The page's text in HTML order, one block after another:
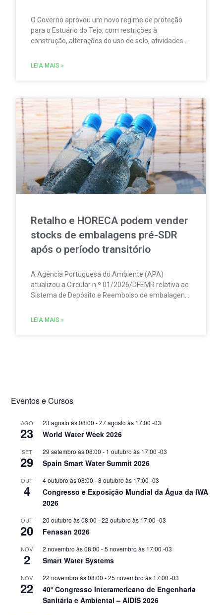
O Governo aprovou um novo regime de proteção
para o Estuário do Tejo, com restrições à
construção, alterações do uso do solo, atividades
motorizada e sobrevoos nas áreas abrangidas pela
LEIA MAIS »
Retalho e HORECA podem vender
stocks de embalagens pré-SDR
após o período transitório
A Agência Portuguesa do Ambiente (APA)
atualizou a Circular n.º 01/2026/DFEMR relativa ao
Sistema de Depósito e Reembolso de embalagens
traz um esclarecimento relevante para
LEIA MAIS »
Eventos e Cursos
AGO
23
23 agosto às 08:00 -27 agosto às 17:00 -03
World Water Week 2026
SET
29
29 setembro às 08:00 - 1 outubro às 17:00 -03
Spain Smart Water Summit 2026
OUT
4
4 outubro às 08:00 -8 outubro às 17:00 -03
Congresso e Exposição Mundial da Água da IWA
2026
OUT
20
20 outubro às 08:00 -22 outubro às 17:00 -03
Fenasan 2026
NOV
2
2 novembro às 08:00 -5 novembro às 17:00 -03
Smart Water Systems
NOV
22
22 novembro às 08:00 -25 novembro às 17:00 -03
40º Congresso Interamericano de Engenharia
Sanitária e Ambiental – AIDIS 2026